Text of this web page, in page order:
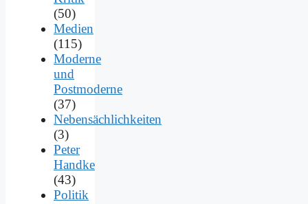
(50)
Medien
(115)
Moderne
und
Postmoderne
(37)
Nebensächlichkeiten
(3)
Peter
Handke
(43)
Politik